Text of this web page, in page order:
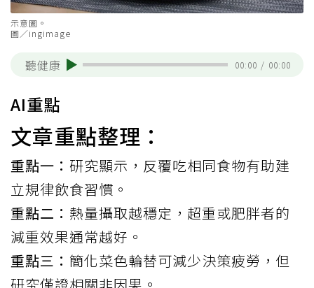
示意圖。
圖／ingimage
聽健康 00:00 / 00:00
AI重點
文章重點整理：
重點一： 研究顯示，反覆吃相同食物有助建
立規律飲食習慣。
重點二： 熱量攝取越穩定，超重或肥胖者的
減重效果通常越好。
重點三： 簡化菜色輪替可減少決策疲勞，但